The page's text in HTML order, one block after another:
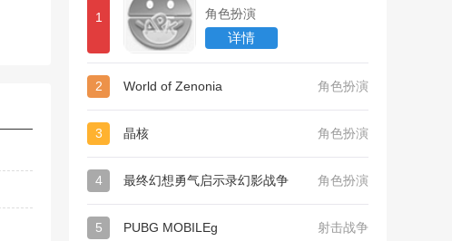
1 角色扮演
详情
2 World of Zenonia 角色扮演
3 晶核 角色扮演
4 最终幻想勇气启示录幻影战争 角色扮演
5 PUBG MOBILEg 射击战争